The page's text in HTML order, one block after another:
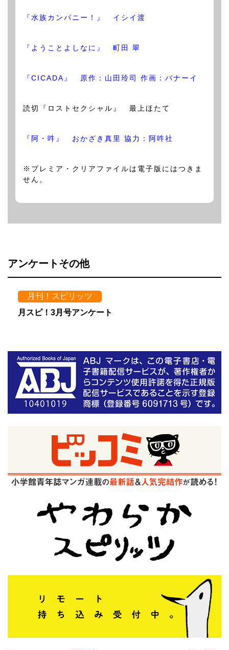
『水族カンパニー！』 イシイ渡
『ようことよしなに』 町田 翠
『CICADA』 原作：山田玲司 作画：バナーイ
読切『ロストセクシャル』 最上ほたて
『阿・吽』 おかざき真里 協力：阿吽社
※プレミア・クリアファイルは電子版にはつきま
せん。
アンケートその他
月刊！スピリッツ
月スピ！3月号アンケート